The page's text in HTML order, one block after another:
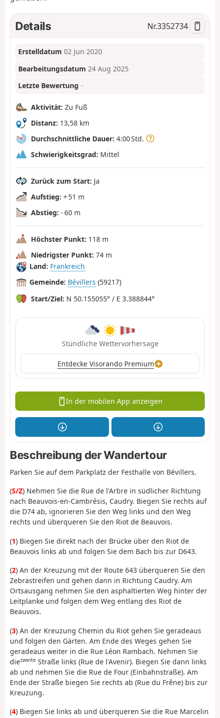
Details Nr.3352734
Erstelldatum 02 Jun 2020
Bearbeitungsdatum 24 Aug 2025
Letzte Bewertung –
Aktivität: Zu Fuß
Distanz: 13,58 km
Durchschnittliche Dauer: 4:00 Std.
Schwierigkeitsgrad: Mittel
Zurück zum Start: Ja
Aufstieg: + 51 m
Abstieg: - 60 m
Höchster Punkt: 118 m
Niedrigster Punkt: 74 m
Land: Frankreich
Gemeinde: Bévillers (59217)
Start/Ziel: N 50.155055° / E 3.388844°
Stündliche Wettervorhersage
Entdecke Visorando Premium
In der mobilen App anzeigen
Beschreibung der Wandertour
Parken Sie auf dem Parkplatz der Festhalle von Bévillers.
(S/Z) Nehmen Sie die Rue de l'Arbre in südlicher Richtung
nach Beauvois-en-Cambrésis, Caudry. Biegen Sie rechts auf
die D74 ab, ignorieren Sie den Weg links und den Weg
rechts und überqueren Sie den Riot de Beauvois.
(1) Biegen Sie direkt nach der Brücke über den Riot de
Beauvois links ab und folgen Sie dem Bach bis zur D643.
(2) An der Kreuzung mit der Route 643 überqueren Sie den
Zebrastreifen und gehen dann in Richtung Caudry. Am
Ortsausgang nehmen Sie den asphaltierten Weg hinter der
Leitplanke und folgen dem Weg entlang des Riot de
Beauvois.
(3) An der Kreuzung Chemin du Riot gehen Sie geradeaus
und folgen den Gärten. Am Ende des Weges gehen Sie
geradeaus weiter in die Rue Léon Rambach. Nehmen Sie
diezweite Straße links (Rue de l'Avenir). Biegen Sie dann links
ab und nehmen Sie die Rue de Four (Einbahnstraße). Am
Ende der Straße biegen Sie rechts ab (Rue du Frêne) bis zur
Kreuzung.
(4) Biegen Sie links ab und überqueren Sie die Rue Marcelin